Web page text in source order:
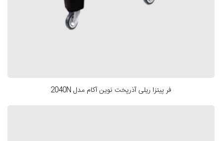
فر پیتزا ریلی آذرپخت نوین آکام مدل 2040N